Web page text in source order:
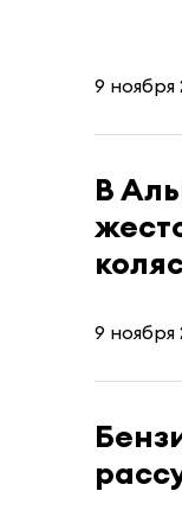
9 ноября
В
9 ноября